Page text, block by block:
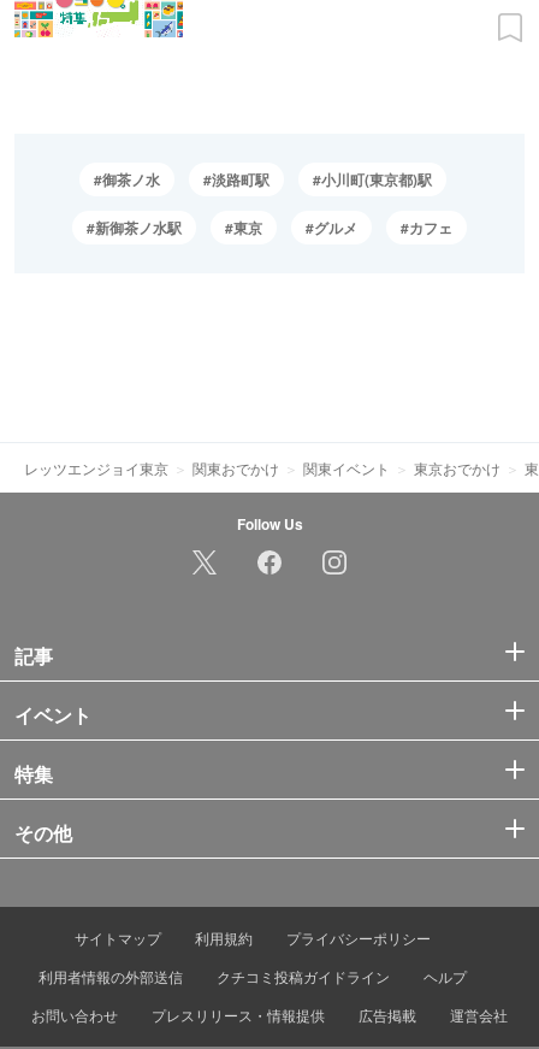
御茶ノ水 淡路町駅 小川町(東京都)駅
新御茶ノ水駅 東京 グルメ カフェ
レッツエンジョイ東京 関東おでかけ 関東イベント 東京おでかけ
Follow Us
記事
イベント
特集
その他
サイトマップ 利用規約
プライバシーポリシー
利用者情報の外部送信
クチコミ投稿ガイドライン
ヘルプ
お問い合わせ
プレスリリース・情報提供 広告掲載 運営会社